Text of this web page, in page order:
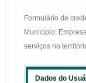
Formulário de
Município:
serviços no
Dados do